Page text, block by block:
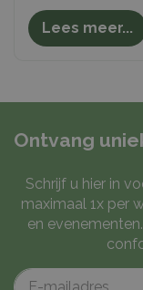
Lees meer...
Ontvang
Schrijf u hier in
maximaal 1x per
en